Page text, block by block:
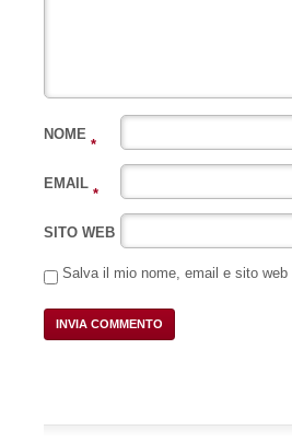
NOME
*
EMAIL
*
SITO WEB
Salva il mio nome, email e sito